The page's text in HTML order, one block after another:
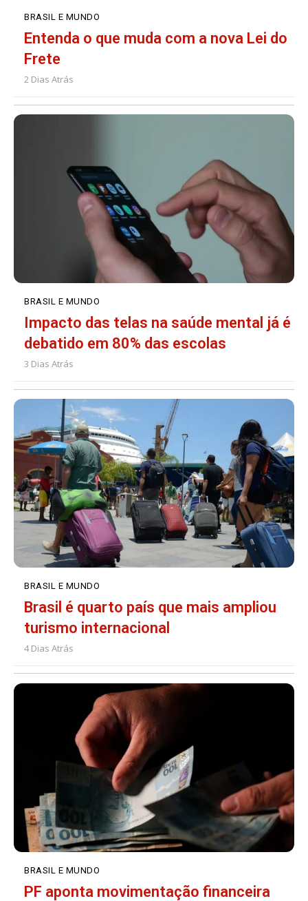
BRASIL E MUNDO
Entenda o que muda com a nova Lei do
Frete
2 Dias Atrás
BRASIL E MUNDO
Impacto das telas na saúde mental já é
debatido em 80% das escolas
3 Dias Atrás
BRASIL E MUNDO
Brasil é quarto país que mais ampliou
turismo internacional
4 Dias Atrás
BRASIL E MUNDO
PF aponta movimentação financeira